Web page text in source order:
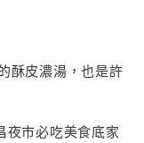
酥皮濃湯，也是許